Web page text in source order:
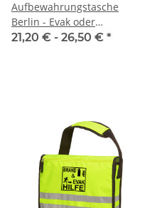
Aufbewahrungstasche
Berlin - Evak oder
Brandschutztasche (ohne
21,20 € - 26,50 € *